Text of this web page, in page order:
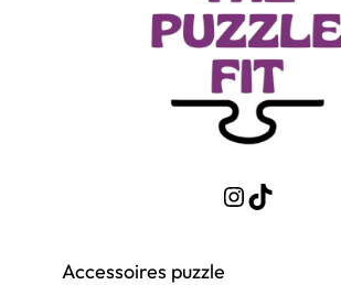
InstagramTikTok
Accessoires puzzle